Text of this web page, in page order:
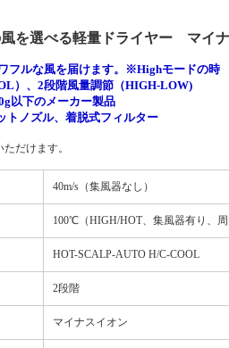
を選べる軽量ドライヤー マイ
フルな風を届けます。※Highモードの時
）、2段階風量調節（HIGH-LOW)
以下のメーカー製品
トノズル、着脱式フィルター
だけます。
40m/s（集風器なし）
100℃（HIGH/HOT、集風器有り、
HOT-SCALP-AUTO H/C-COOL
2段階
マイナスイオン